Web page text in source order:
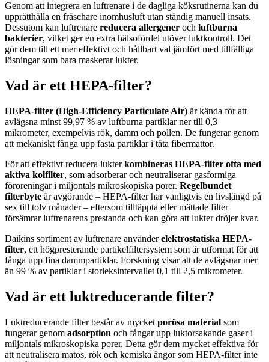
Genom att integrera en luftrenare i de dagliga köksrutinerna kan du
upprätthålla en fräschare inomhusluft utan ständig manuell insats.
Dessutom kan luftrenare reducera allergener och luftburna
bakterier, vilket ger en extra hälsofördel utöver luktkontroll. Det
gör dem till ett mer effektivt och hållbart val jämfört med tillfälliga
lösningar som bara maskerar lukter.
Vad är ett HEPA-filter?
HEPA-filter (High-Efficiency Particulate Air) är kända för att
avlägsna minst 99,97 % av luftburna partiklar ner till 0,3
mikrometer, exempelvis rök, damm och pollen. De fungerar genom
att mekaniskt fånga upp fasta partiklar i täta fibermattor.
För att effektivt reducera lukterkombineras HEPA-filter ofta med
aktiva kolfilter, som adsorberar och neutraliserar gasformiga
föroreningar i miljontals mikroskopiska porer. Regelbundet
filterbyte är avgörande – HEPA-filter har vanligtvis en livslängd på
sex till tolv månader – eftersom tilltäppta eller mättade filter
försämrar luftrenarens prestanda och kan göra att lukter dröjer kvar.
Daikins sortiment av luftrenare använderelektrostatiska HEPA-
filter, ett högpresterande partikelfiltersystem som är utformat för att
fånga upp fina dammpartiklar. Forskning visar att de avlägsnar mer
än 99 % av partiklar i storleksintervallet 0,1 till 2,5 mikrometer.
Vad är ett luktreducerande filter?
Luktreducerande filter består av mycket porösa material som
fungerar genom adsorption och fångar upp luktorsakande gaser i
miljontals mikroskopiska porer. Detta gör dem mycket effektiva för
att neutralisera matos, rök och kemiska ångor som HEPA-filter inte